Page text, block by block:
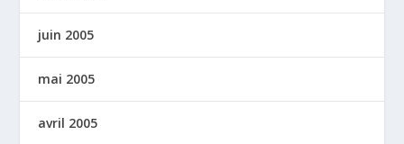
juin 2005
mai 2005
avril 2005